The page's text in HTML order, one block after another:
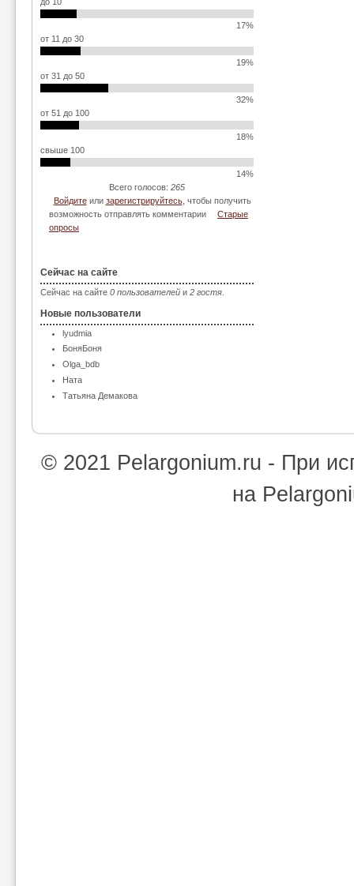
17%
от 11 до 30
19%
от 31 до 50
32%
от 51 до 100
18%
свыше 100
14%
Всего голосов: 265
Войдитеили зарегистрируйтесь, чтобы получить
возможность отправлять комментарии
Старые
опросы
Сейчас на сайте
Сейчас на сайте 0 пользователей и 2 гостя
Новые пользователи
lyudmia
БоняБоня
Olga_bdb
Ната
Татьяна Демакова
© 2021 Pelargonium.ru - При
на